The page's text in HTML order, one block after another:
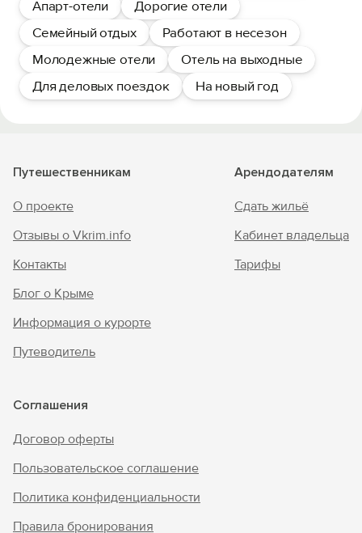
Апарт-отели
Дорогие отели
Семейный отдых
Работают в несезон
Молодежные отели
Отель на выходные
Для деловых поездок
На новый год
Путешественникам
О проекте
Отзывы о Vkrim.info
Контакты
Блог о Крыме
Информация о курорте
Путеводитель
Арендодателям
Сдать жильё
Кабинет владельца
Тарифы
Соглашения
Договор оферты
Пользовательское соглашение
Политика конфиденциальности
Правила бронирования